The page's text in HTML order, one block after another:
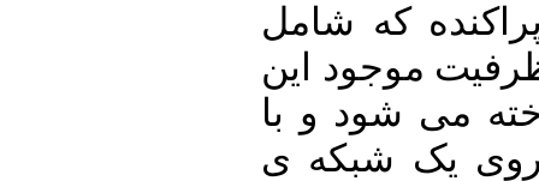
که شامل
موجود این
می ­شود و با
یک شبکه­ ی